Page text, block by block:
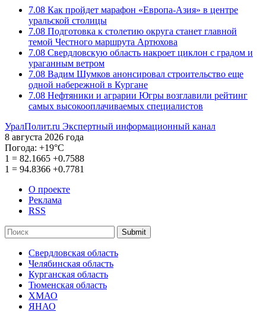
7.08 Как пройдет марафон «Европа-Азия» в центре
уральской столицы
7.08 Подготовка к столетию округа станет главной
темой Честного маршрута Артюхова
7.08 Свердловскую область накроет циклон с градом и
ураганным ветром
7.08 Вадим Шумков анонсировал строительство еще
одной набережной в Кургане
7.08 Нефтяники и аграрии Югры возглавили рейтинг
самых высокооплачиваемых специалистов
УралПолит.ru Экспертный информационный канал
8 августа 2026 года
Погода: +19°С
1 = 82.1665 +0.7588
1 = 94.8366 +0.7781
О проекте
Реклама
RSS
Submit
Свердловская область
Челябинская область
Курганская область
Тюменская область
ХМАО
ЯНАО